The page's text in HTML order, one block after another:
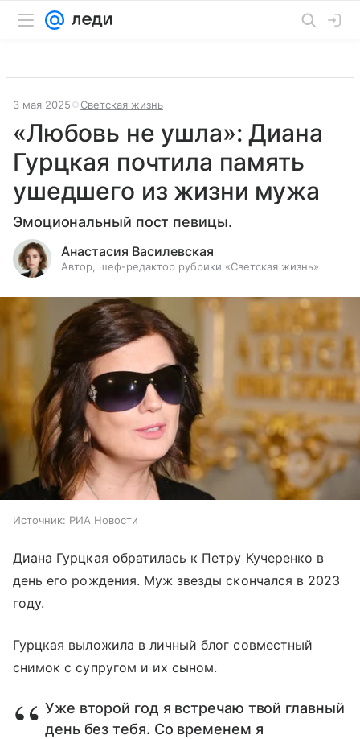
3 мая 2025 Светская жизнь
«Любовь не ушла»: Диана
Гурцкая почтила память
ушедшего из жизни мужа
Эмоциональный пост певицы.
Анастасия Василевская
Автор, шеф-редактор рубрики «Светская жизнь»
Источник: РИА Новости
Диана Гурцкая обратилась к Петру Кучеренко в
день его рождения. Муж звезды скончался в 2023
году.
Гурцкая выложила в личный блог совместный
снимок с супругом и их сыном.
Уже второй год я встречаю твой главный
день без тебя. Со временем я